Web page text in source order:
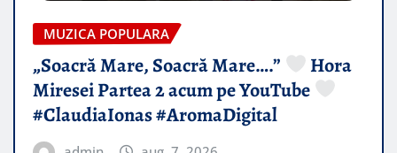
MUZICA POPULARA
„Soacră Mare, Soacră Mare….”
Hora
Miresei Partea 2 acum pe YouTube
#ClaudiaIonas #AromaDigital